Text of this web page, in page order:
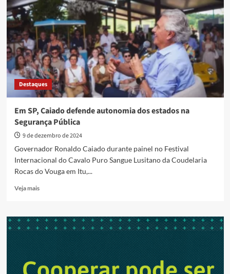
Destaques
Em SP, Caiado defende autonomia dos estados na
Segurança Pública
9 de dezembro de 2024
Governador Ronaldo Caiado durante painel no Festival
Internacional do Cavalo Puro Sangue Lusitano da Coudelaria
Rocas do Vouga em Itu,...
Veja maisRead
Em
SP,
dos